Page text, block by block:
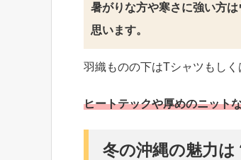
暑がりな方や寒さに強い方
思います。
羽織ものの下はTシャツもし
ヒートテックや厚めのニット
冬の沖縄の魅力は